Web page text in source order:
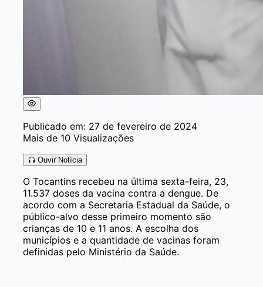
Publicado em: 27 de fevereiro de 2024
Mais de 10 Visualizações
Ouvir Notícia
O Tocantins recebeu na última sexta-feira, 23,
11.537 doses da vacina contra a dengue. De
acordo com a Secretaria Estadual da Saúde, o
público-alvo desse primeiro momento são
crianças de 10 e 11 anos. A escolha dos
municípios e a quantidade de vacinas foram
definidas pelo Ministério da Saúde.